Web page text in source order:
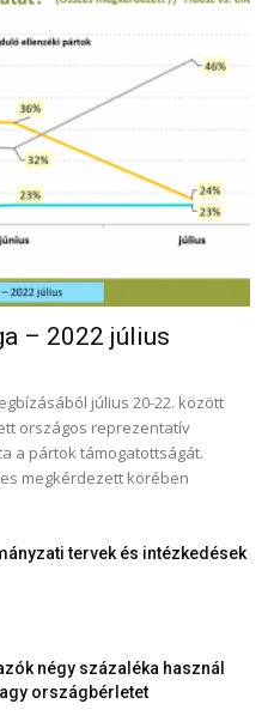
– 2022 július
július 20-22. között
országos reprezentatív
a pártok támogatottságát.
megkérdezett körében
tervek és intézkedések
négy százaléka használ
országbérletet